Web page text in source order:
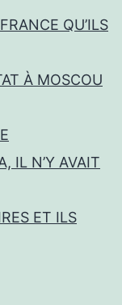
QU’ILS
À MOSCOU
IL N’Y AVAIT
ET ILS